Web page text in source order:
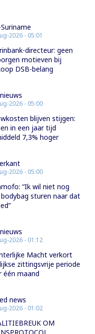
2026 - 05:01
directeur: geen
motieven bij
DSB-belang
2026 - 05:00
blijven stijgen:
in een jaar tijd
7,3% hoger
2026 - 05:00
“Ik wil niet nog
sturen naar dat
2026 - 01:12
Macht verkort
zittingsvrije periode
één maand
news
2026 - 01:02
OM